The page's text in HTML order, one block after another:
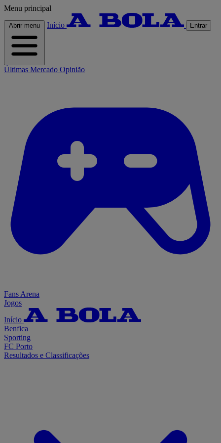
Menu principal
Abrir menu Início Entrar
Últimas Mercado Opinião
Fans Arena
Jogos
Início
Benfica
Sporting
FC Porto
Resultados e Classificações